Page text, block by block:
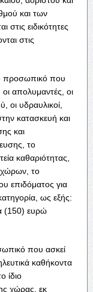
και των
ειδικότητες
στις
προσωπικό που
απολυμαντές, οι
οι υδραυλικοί,
κατασκευή και
και
το
καθαριότητας,
χώρων, το
επιδόματος για
ως εξής:
(150) ευρώ
που ασκεί
καθήκοντα
ίδιο
χώρας, εκ